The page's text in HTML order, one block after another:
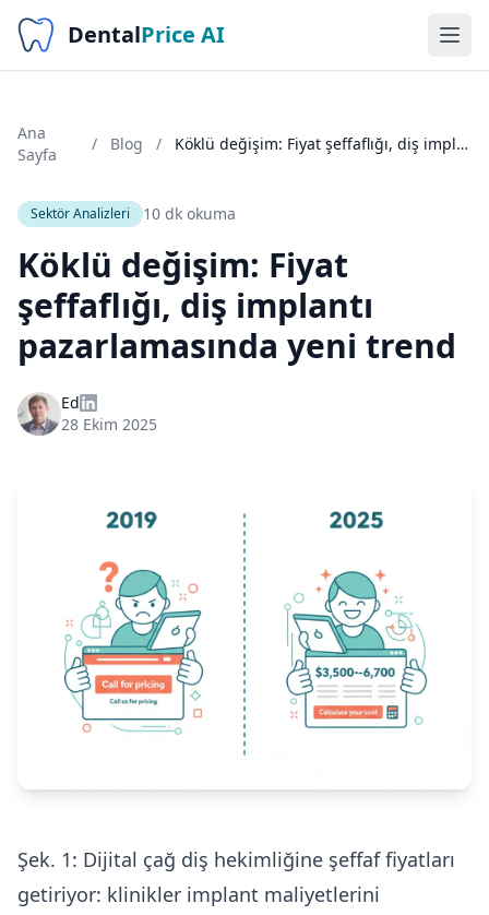
DentalPrice AI
Ana
Sayfa
/ Blog / Köklü değişim: Fiyat şeffaflığı, diş implantı pazarlamasında yeni trend
Sektör Analizleri 10 dk okuma
Köklü değişim: Fiyat
şeffaflığı, diş implantı
pazarlamasında yeni trend
Ed
28 Ekim 2025
Şek. 1: Dijital çağ diş hekimliğine şeffaf fiyatları
getiriyor: klinikler implant maliyetlerini